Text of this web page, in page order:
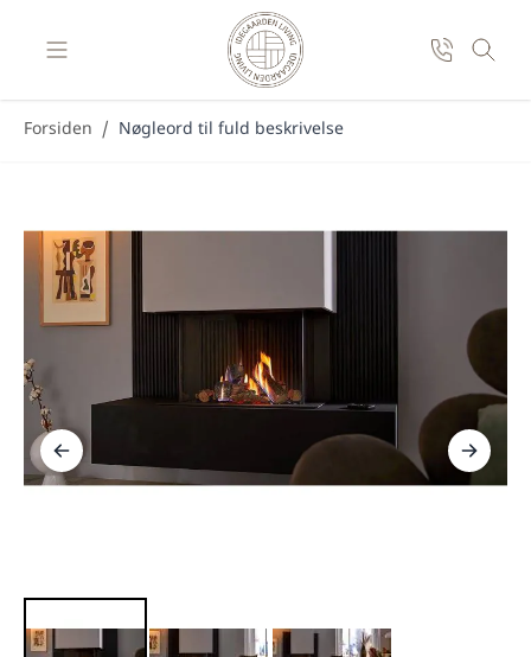
Forsiden / Nøgleord til fuld beskrivelse